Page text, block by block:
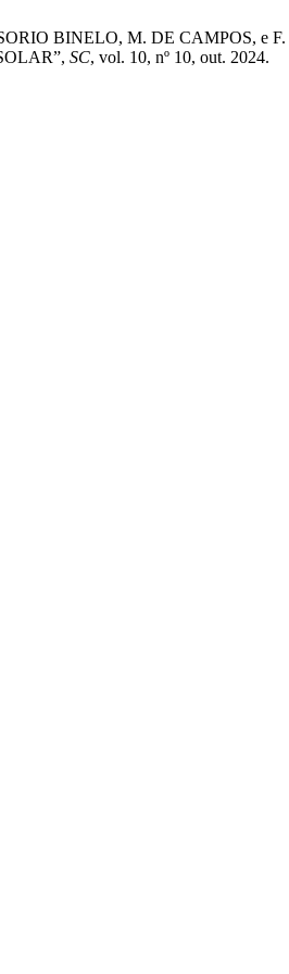
BINELO, M. DE CAMPOS, e
SC, vol. 10, nº 10, out. 2024.